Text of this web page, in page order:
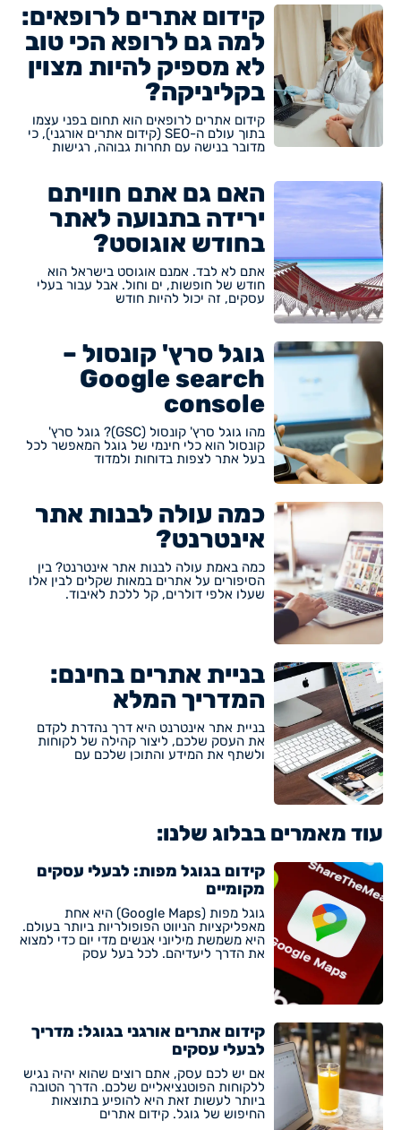
קידום אתרים לרופאים:
למה גם לרופא הכי טוב
לא מספיק להיות מצוין
בקליניקה?
קידום אתרים לרופאים הוא תחום בפני עצמו
בתוך עולם ה-SEO (קידום אתרים אורגני), כי
מדובר בנישה עם תחרות גבוהה, רגישות
האם גם אתם חוויתם
ירידה בתנועה לאתר
בחודש אוגוסט?
אתם לא לבד. אמנם אוגוסט בישראל הוא
חודש של חופשות, ים וחול. אבל עבור בעלי
עסקים, זה יכול להיות חודש
גוגל סרץ' קונסול –
Google search
console
מהו גוגל סרץ' קונסול (GSC)? גוגל סרץ'
קונסול הוא כלי חינמי של גוגל המאפשר לכל
בעל אתר לצפות בדוחות ולמדוד
כמה עולה לבנות אתר
אינטרנט?
כמה באמת עולה לבנות אתר אינטרנט? בין
הסיפורים על אתרים במאות שקלים לבין אלו
שעלו אלפי דולרים, קל ללכת לאיבוד.
בניית אתרים בחינם:
המדריך המלא
בניית אתר אינטרנט היא דרך נהדרת לקדם
את העסק שלכם, ליצור קהילה של לקוחות
ולשתף את המידע והתוכן שלכם עם
עוד מאמרים בבלוג שלנו:
קידום בגוגל מפות: לבעלי עסקים
מקומיים
גוגל מפות (Google Maps) היא אחת
מאפליקציות הניווט הפופולריות ביותר בעולם.
היא משמשת מיליוני אנשים מדי יום כדי למצוא
את הדרך ליעדיהם. לכל בעל עסק
קידום אתרים אורגני בגוגל: מדריך
לבעלי עסקים
אם יש לכם עסק, אתם רוצים שהוא יהיה נגיש
ללקוחות הפוטנציאליים שלכם. הדרך הטובה
ביותר לעשות זאת היא להופיע בתוצאות
החיפוש של גוגל. קידום אתרים